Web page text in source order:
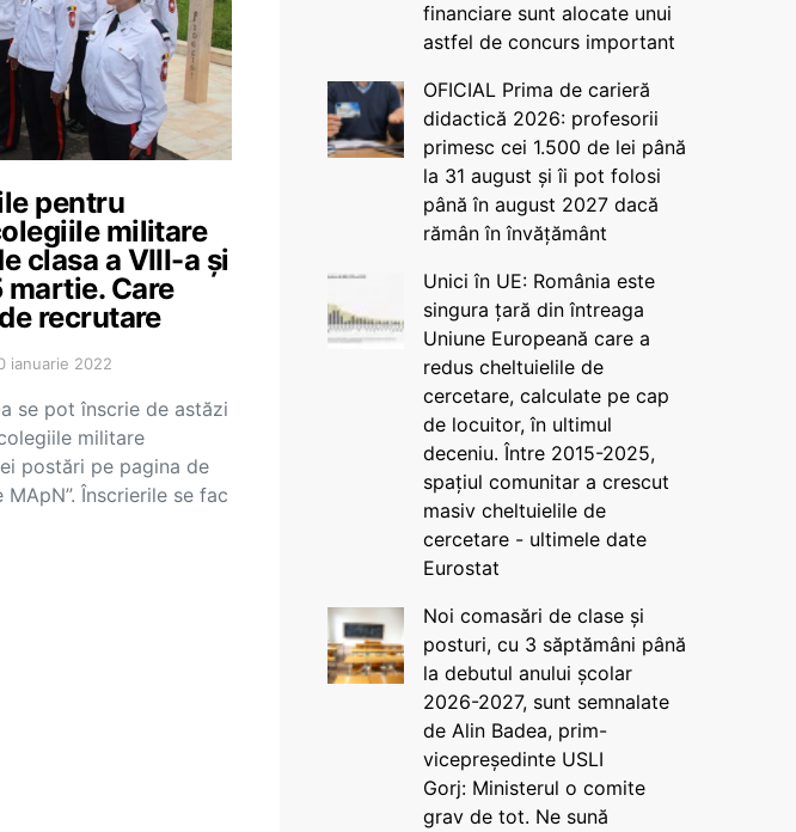
pentru
militare
clasa a VIII-a și
martie. Care
recrutare
ianuarie 2022
se pot înscrie de astăzi
militare
postări pe pagina de
MApN”. Înscrierile se fac
financiare sunt alocate unui
astfel de concurs important
OFICIAL Prima de carieră
didactică 2026: profesorii
primesc cei 1.500 de lei până
la 31 august și îi pot folosi
până în august 2027 dacă
rămân în învățământ
Unici în UE: România este
singura țară din întreaga
Uniune Europeană care a
redus cheltuielile de
cercetare, calculate pe cap
de locuitor, în ultimul
deceniu. Între 2015-2025,
spațiul comunitar a crescut
masiv cheltuielile de
cercetare - ultimele date
Eurostat
Noi comasări de clase și
posturi, cu 3 săptămâni până
la debutul anului școlar
2026-2027, sunt semnalate
de Alin Badea, prim-
vicepreședinte USLI
Gorj: Ministerul o comite
grav de tot. Ne sună